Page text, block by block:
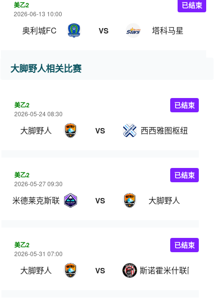
美乙2
2026-06-13 10:00
奥利城FC VS 塔科马星
已结束
大脚野人相关比赛
美乙2
2026-05-24 08:30
大脚野人 VS 西西雅图枢纽
已结束
美乙2
2026-05-27 09:30
米德莱克斯联 VS 大脚野人
已结束
美乙2
2026-05-31 07:00
大脚野人 VS 斯诺霍米什联队
已结束